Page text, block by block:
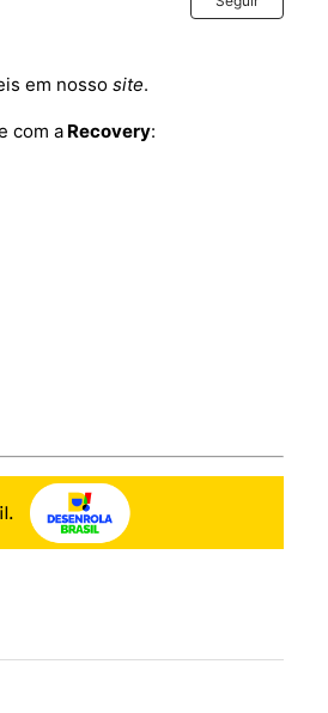
em nossosite.
com a Recovery: